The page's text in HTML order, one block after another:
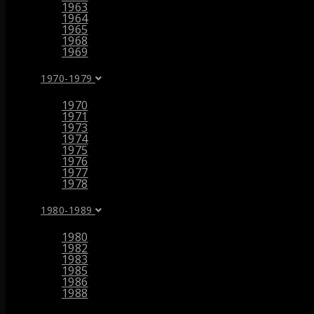
1963
1964
1965
1968
1969
1970-1979
1970
1971
1973
1974
1975
1976
1977
1978
1980-1989
1980
1982
1983
1985
1986
1988